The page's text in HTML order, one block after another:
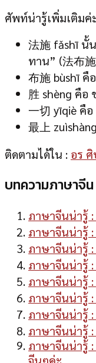
ศัพท์น่ารู้เพิ่มเติมค่
法施 fǎshī นั้
ทาน” (法布施
布施 bùshī คื
胜 shèng คือ
一切 yīqiè คื
最上
ติดตามได้ใน : อร
บทความภาษาจีน
ภาษาจีนน่ารู้ :
ภาษาจีนน่ารู้
ภาษาจีนน่ารู้
ภาษาจีนน่ารู้
ภาษาจีนน่ารู้
ภาษาจีนน่ารู้
ภาษาจีนน่ารู้
ภาษาจีนน่ารู้ :
ภาษาจีนน่ารู้ :
จีนๆค่ะ